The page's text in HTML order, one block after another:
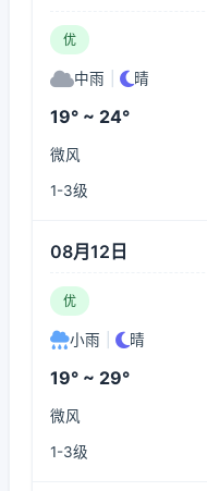
优
中雨 晴
19° ~ 24°
微风
1-3级
08月12日
优
小雨 晴
19° ~ 29°
微风
1-3级